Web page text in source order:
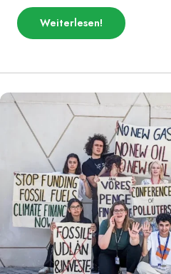
Weiterlesenüber
„Katastrophaler
Abschluss-
COP
Daily
Tag
12“
!